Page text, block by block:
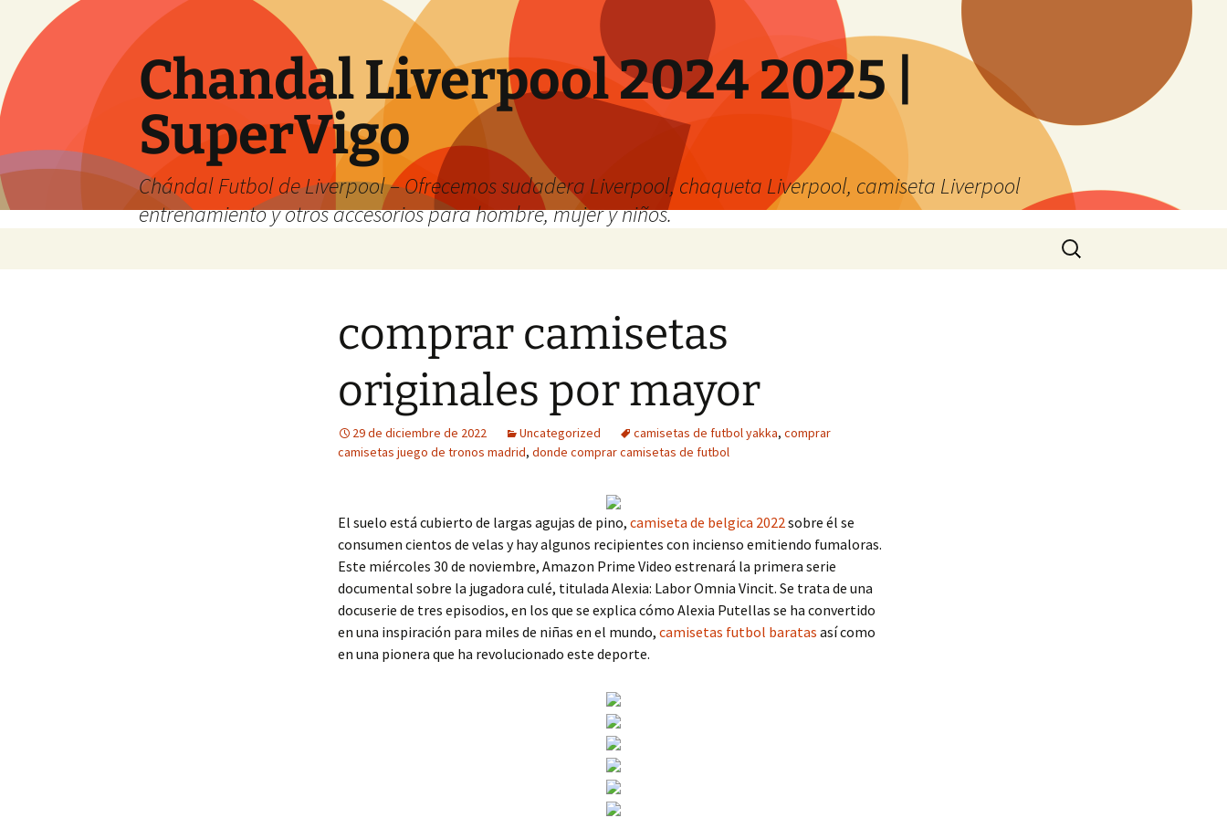
Chandal Liverpool 2024 2025 |
SuperVigo
Chándal Futbol de Liverpool – Ofrecemos sudadera Liverpool, chaqueta Liverpool, camiseta Liverpool
entrenamiento y otros accesorios para hombre, mujer y niños.
Buscar:
comprar camisetas
originales por mayor
29 de diciembre de 2022 Uncategorized camisetas de futbol yakka, comprar
camisetas juego de tronos madrid, donde comprar camisetas de futbol
El suelo está cubierto de largas agujas de pino, camiseta de belgica 2022sobre él se
consumen cientos de velas y hay algunos recipientes con incienso emitiendo fumaloras.
Este miércoles 30 de noviembre, Amazon Prime Video estrenará la primera serie
documental sobre la jugadora culé, titulada Alexia: Labor Omnia Vincit. Se trata de una
docuserie de tres episodios, en los que se explica cómo Alexia Putellas se ha convertido
en una inspiración para miles de niñas en el mundo, camisetas futbol baratas así como
en una pionera que ha revolucionado este deporte.